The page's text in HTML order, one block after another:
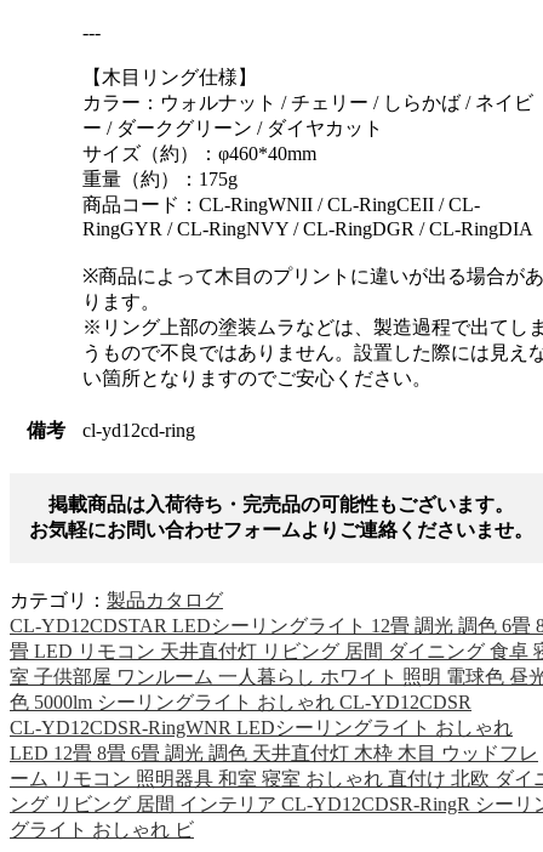
---
【木目リング仕様】
カラー：ウォルナット / チェリー / しらかば / ネイビ
ー / ダークグリーン / ダイヤカット
サイズ（約）：φ460*40mm
重量（約）：175g
商品コード：CL-RingWNII / CL-RingCEII / CL-
RingGYR / CL-RingNVY / CL-RingDGR / CL-RingDIA
※商品によって木目のプリントに違いが出る場合があ
ります。
※リング上部の塗装ムラなどは、製造過程で出てし
うもので不良ではありません。設置した際には見え
い箇所となりますのでご安心ください。
備考 cl-yd12cd-ring
掲載商品は入荷待ち・完売品の可能性もございます。
お気軽にお問い合わせフォームよりご連絡くださいませ。
カテゴリ： 製品カタログ
CL-YD12CDSTAR LEDシーリングライト 12畳 調光 調色 6畳
畳 LED リモコン 天井直付灯 リビング 居間 ダイニング 食卓
室 子供部屋 ワンルーム 一人暮らし ホワイト 照明 電球色 昼
色 5000lm シーリングライト おしゃれ CL-YD12CDSR
CL-YD12CDSR-RingWNR LEDシーリングライト おしゃれ
LED 12畳 8畳 6畳 調光 調色 天井直付灯 木枠 木目 ウッドフレ
ーム リモコン 照明器具 和室 寝室 おしゃれ 直付け 北欧 ダイ
ング リビング 居間 インテリア CL-YD12CDSR-RingR シーリ
グライト おしゃれ ビ